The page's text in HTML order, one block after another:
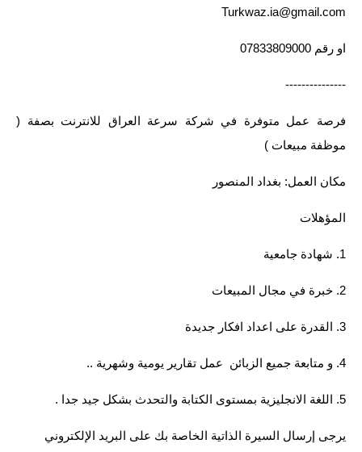
الجامعات
صحة وطب
فن ومشاهير
العامة
Turkwaz.ia@gmail.com
او رقم 07833809000
---------------
فرصة عمل متوفرة في شركة سرعة العراق للانترنت بصفة (
موظفة مبيعات )
مكان العمل: بغداد المنصور
المؤهلات
1. شهادة جامعية
2. خبرة في مجال المبيعات
3. القدرة على اعداد افكار جديدة
4. و متابعة جميع الزبائن عمل تقارير يومية وشهرية ..
5. اللغة الانجليزية بمستوى الكتابة والتحدث بشكل جيد جدا .
يرجى إرسال السيرة الذاتية الخاصة بك على البريد الإلكتروني